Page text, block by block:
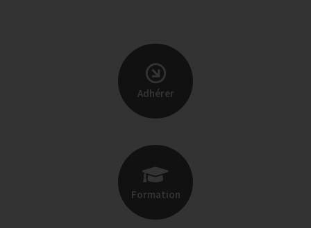
Adhérer
Formation